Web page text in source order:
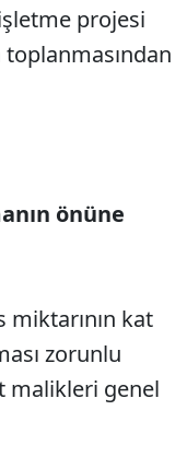
projesi
toplanmasından
önüne
miktarının kat
zorunlu
malikleri genel